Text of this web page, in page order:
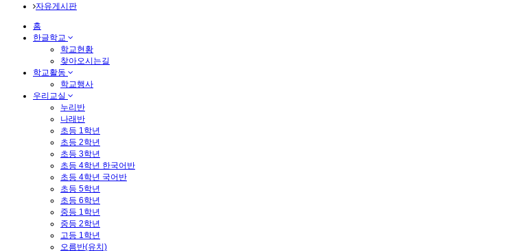
자유게시판
홈
한글학교
학교현황
찾아오시는길
학교활동
학교행사
우리교실
누리반
나래반
초등 1학년
초등 2학년
초등 3학년
초등 4학년 한국어반
초등 4학년 국어반
초등 5학년
초등 6학년
중등 1학년
중등 2학년
고등 1학년
오름반(유치)